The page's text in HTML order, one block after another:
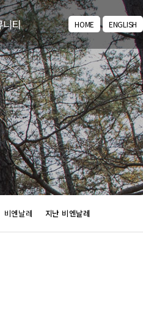
니티
사항
뉴스
러리
갤러리
이브
HOME ENGLISH
비엔날레 지난 비엔날레